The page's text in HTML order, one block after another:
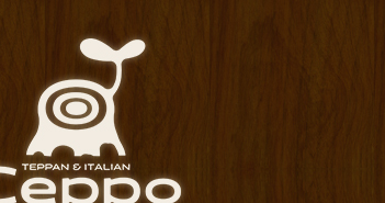
イタリアン
ポ）」の公
も豊富にご用意。デートに